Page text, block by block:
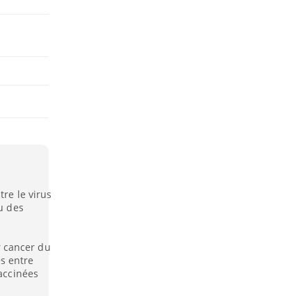
le virus
des
cancer du
entre